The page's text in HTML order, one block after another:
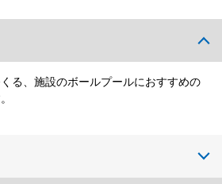
る、施設のボールプールにおすすめの